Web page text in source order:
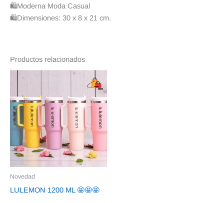
🛍Moderna Moda Casual
🛍Dimensiones: 30 x 8 x 21 cm.
Productos relacionados
Novedad
LULEMON 1200 ML 🤩🤩🤩